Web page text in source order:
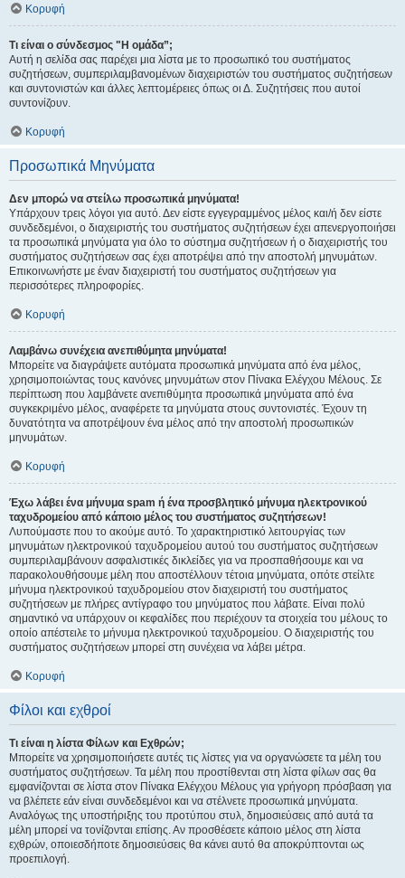
Κορυφή
Τι είναι ο σύνδεσμος "Η ομάδα”;
Αυτή η σελίδα σας παρέχει μια λίστα με το προσωπικό του συστήματος
συζητήσεων, συμπεριλαμβανομένων διαχειριστών του συστήματος συζητήσεων
και συντονιστών και άλλες λεπτομέρειες όπως οι Δ. Συζητήσεις που αυτοί
συντονίζουν.
Κορυφή
Προσωπικά Μηνύματα
Δεν μπορώ να στείλω προσωπικά μηνύματα!
Υπάρχουν τρεις λόγοι για αυτό. Δεν είστε εγγεγραμμένος μέλος και/ή δεν είστε
συνδεδεμένοι, ο διαχειριστής του συστήματος συζητήσεων έχει απενεργοποιήσει
τα προσωπικά μηνύματα για όλο το σύστημα συζητήσεων ή ο διαχειριστής του
συστήματος συζητήσεων σας έχει αποτρέψει από την αποστολή μηνυμάτων.
Επικοινωνήστε με έναν διαχειριστή του συστήματος συζητήσεων για
περισσότερες πληροφορίες.
Κορυφή
Λαμβάνω συνέχεια ανεπιθύμητα μηνύματα!
Μπορείτε να διαγράψετε αυτόματα προσωπικά μηνύματα από ένα μέλος,
χρησιμοποιώντας τους κανόνες μηνυμάτων στον Πίνακα Ελέγχου Μέλους. Σε
περίπτωση που λαμβάνετε ανεπιθύμητα προσωπικά μηνύματα από ένα
συγκεκριμένο μέλος, αναφέρετε τα μηνύματα στους συντονιστές. Έχουν τη
δυνατότητα να αποτρέψουν ένα μέλος από την αποστολή προσωπικών
μηνυμάτων.
Κορυφή
Έχω λάβει ένα μήνυμα spam ή ένα προσβλητικό μήνυμα ηλεκτρονικού
ταχυδρομείου από κάποιο μέλος του συστήματος συζητήσεων!
Λυπούμαστε που το ακούμε αυτό. Το χαρακτηριστικό λειτουργίας των
μηνυμάτων ηλεκτρονικού ταχυδρομείου αυτού του συστήματος συζητήσεων
συμπεριλαμβάνουν ασφαλιστικές δικλείδες για να προσπαθήσουμε και να
παρακολουθήσουμε μέλη που αποστέλλουν τέτοια μηνύματα, οπότε στείλτε
μήνυμα ηλεκτρονικού ταχυδρομείου στον διαχειριστή του συστήματος
συζητήσεων με πλήρες αντίγραφο του μηνύματος που λάβατε. Είναι πολύ
σημαντικό να υπάρχουν οι κεφαλίδες που περιέχουν τα στοιχεία του μέλους το
οποίο απέστειλε το μήνυμα ηλεκτρονικού ταχυδρομείου. Ο διαχειριστής του
συστήματος συζητήσεων μπορεί στη συνέχεια να λάβει μέτρα.
Κορυφή
Φίλοι και εχθροί
Τι είναι η λίστα Φίλων και Εχθρών;
Μπορείτε να χρησιμοποιήσετε αυτές τις λίστες για να οργανώσετε τα μέλη του
συστήματος συζητήσεων. Τα μέλη που προστίθενται στη λίστα φίλων σας θα
εμφανίζονται σε λίστα στον Πίνακα Ελέγχου Μέλους για γρήγορη πρόσβαση για
να βλέπετε εάν είναι συνδεδεμένοι και να στέλνετε προσωπικά μηνύματα.
Αναλόγως της υποστήριξης του προτύπου στυλ, δημοσιεύσεις από αυτά τα
μέλη μπορεί να τονίζονται επίσης. Αν προσθέσετε κάποιο μέλος στη λίστα
εχθρών, οποιεσδήποτε δημοσιεύσεις θα κάνει αυτό θα αποκρύπτονται ως
προεπιλογή.